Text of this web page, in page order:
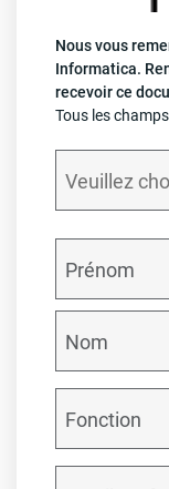
Nous vous
Informatica.
recevoir ce
Tous les